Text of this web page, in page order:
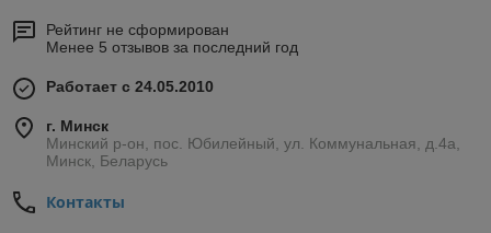
Рейтинг не сформирован
Менее 5 отзывов за последний год
Работает с 24.05.2010
г. Минск
Минский р-он, пос. Юбилейный, ул. Коммунальная, д.4а,
Минск, Беларусь
Контакты